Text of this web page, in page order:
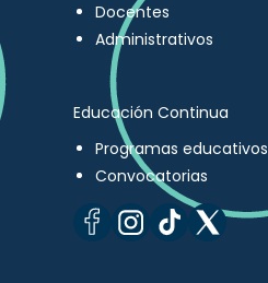
Docentes
Administrativos
Educación Continua
Programas educativos
Convocatorias